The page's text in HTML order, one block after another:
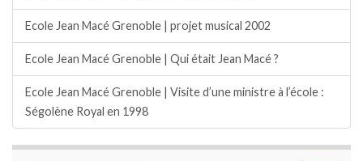
Ecole Jean Macé Grenoble | projet musical 2002
Ecole Jean Macé Grenoble | Qui était Jean Macé ?
Ecole Jean Macé Grenoble | Visite d’une ministre à l’école :
Ségolène Royal en 1998